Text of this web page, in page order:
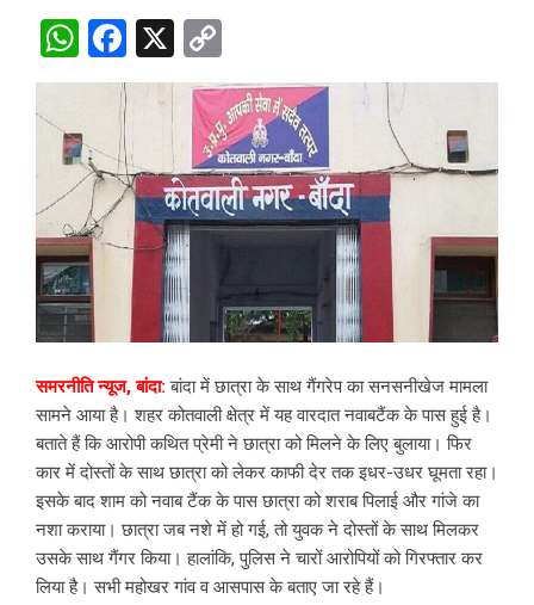
WhatsApp
Facebook
X
Link
समरनीति न्यूज, बांदा: बांदा में छात्रा के साथ गैंगरेप का सनसनीखेज मामला
सामने आया है। शहर कोतवाली क्षेत्र में यह वारदात नवाबटैंक के पास हुई है।
बताते हैं कि आरोपी कथित प्रेमी ने छात्रा को मिलने के लिए बुलाया। फिर
कार में दोस्तों के साथ छात्रा को लेकर काफी देर तक इधर-उधर घूमता रहा।
इसके बाद शाम को नवाब टैंक के पास छात्रा को शराब पिलाई और गांजे का
नशा कराया। छात्रा जब नशे में हो गई, तो युवक ने दोस्तों के साथ मिलकर
उसके साथ गैंगर किया। हालांकि, पुलिस ने चारों आरोपियों को गिरफ्तार कर
लिया है। सभी महोखर गांव व आसपास के बताए जा रहे हैं।